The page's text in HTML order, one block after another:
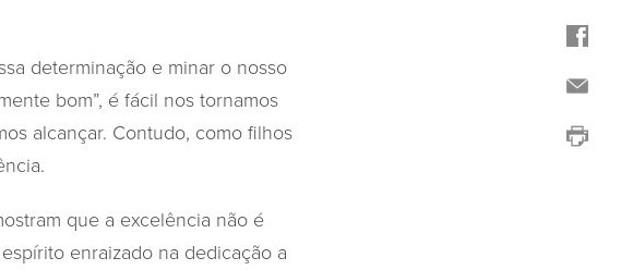
determinação e minar o nosso
bom”, é fácil nos tornamos
alcançar. Contudo, como filhos
que a excelência não é
enraizado na dedicação a